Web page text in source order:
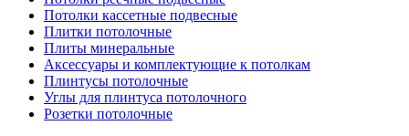
Потолки кассетные подвесные
Плитки потолочные
Плиты минеральные
Аксессуары и комплектующие к потолкам
Плинтусы потолочные
Углы для плинтуса потолочного
Розетки потолочные